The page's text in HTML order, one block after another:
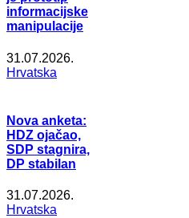
informacijske
manipulacije
31.07.2026.
Hrvatska
Nova anketa:
HDZ ojačao,
SDP stagnira,
DP stabilan
31.07.2026.
Hrvatska